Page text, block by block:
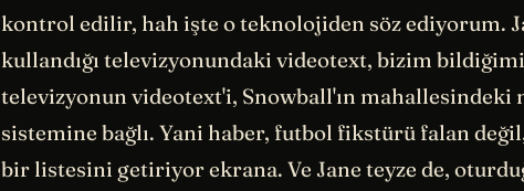
kontrol edilir, hah işte o teknolojiden söz ediyorum.
kullandığı televizyonundaki videotext, bizim
televizyonun videotext'i, Snowball'ın mahallesindeki
sistemine bağlı. Yani haber, futbol fikstürü falan
bir listesini getiriyor ekrana. Ve Jane teyze de,